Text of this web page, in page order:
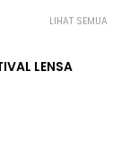
LIHAT SEMUA
LENSA